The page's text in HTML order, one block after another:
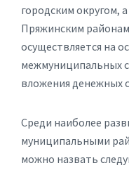
городским округом,
Пряжинским
осуществляется на
межмуниципальных
вложения денежных
Среди наиболее
муниципальными
можно назвать